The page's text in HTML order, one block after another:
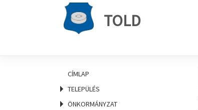
TOLD
CÍMLAP
TELEPÜLÉS
ÖNKORMÁNYZAT